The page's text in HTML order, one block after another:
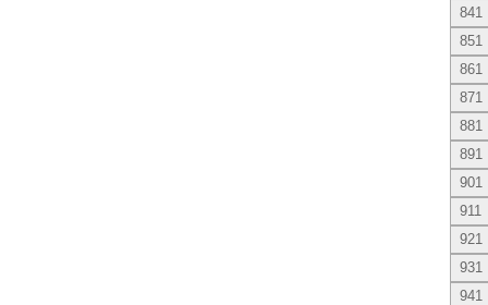
841
851
861
871
881
891
901
911
921
931
941